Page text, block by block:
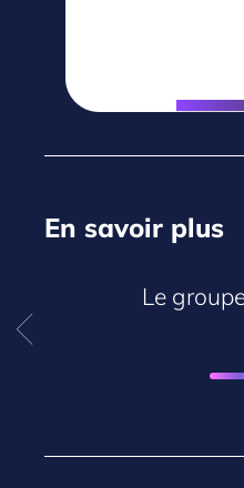
En savoir plus
Le